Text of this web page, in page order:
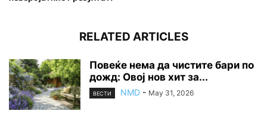
RELATED ARTICLES
Повеќе нема да чистите бари по
дожд: Овој нов хит за...
ВЕСТИ NMD - May 31, 2026